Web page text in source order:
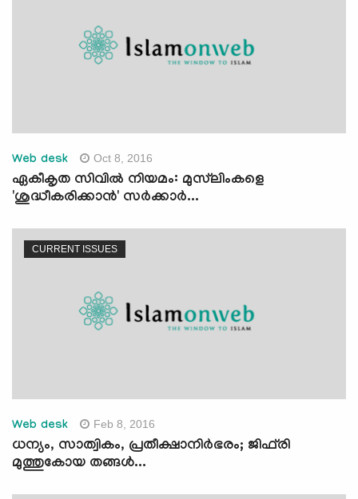
Web desk Oct 8, 2016
ഏകീകൃത സിവില്‍ നിയമം: മുസ്‌ലിംകളെ
'ശുദ്ധീകരിക്കാന്‍' സര്‍ക്കാര്‍...
CURRENT ISSUES
Web desk Feb 8, 2016
ധന്യം, സാത്വികം, പ്രതീക്ഷാനിര്‍ഭരം; ജിഫ്‌രി
മുത്തുകോയ തങ്ങള്‍...